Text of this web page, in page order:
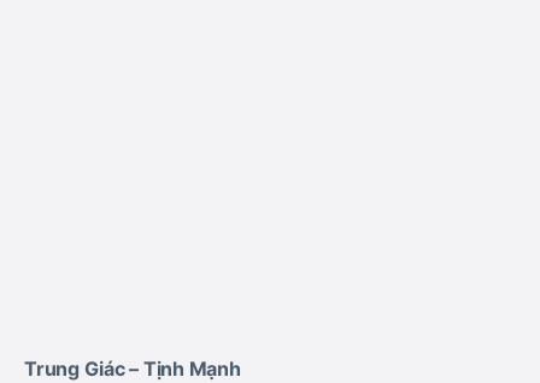
Trung Giác– Tịnh Mạnh